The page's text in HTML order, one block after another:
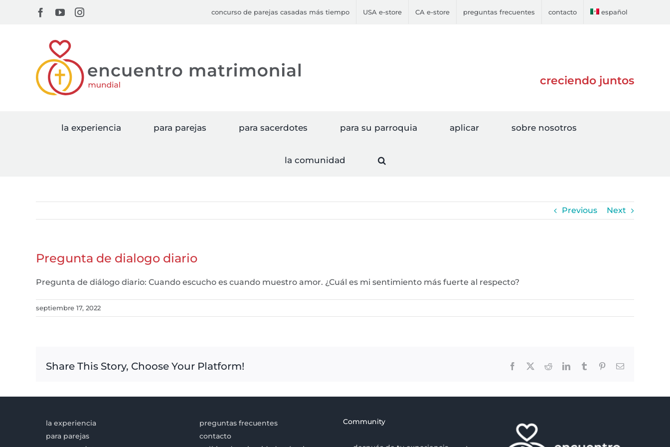
Facebook
YouTubeInstagram concurso de parejas casadas más tiempo USA e-store CA e-store preguntas frecuentes contacto español
creciendo juntos
la experiencia para parejas para sacerdotes para su parroquia aplicar sobre nosotros
la comunidad
Previous Next
Pregunta de dialogo diario
Pregunta de diálogo diario: Cuando escucho es cuando muestro amor. ¿Cuál es mi sentimiento más fuerte al respecto?
septiembre 17, 2022
Share This Story, Choose Your Platform! Facebook RedditLinkedInTumblr PinterestEmail
la experiencia
para parejas
preguntas frecuentes
contacto
Community